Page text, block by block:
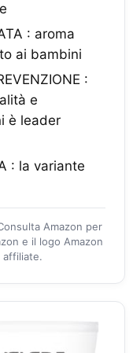
: aroma
ai bambini
:
e
è leader
: la variante
Amazon per
e il logo Amazon
affiliate.